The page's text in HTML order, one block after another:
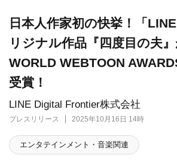
LINE Digital Frontier株式会社
プレスリリース 2025年10月16日 14時
日本人作家初の快挙！「
リジナル作品『四度目の夫
WORLD WEBTOON
受賞！
エンタテインメント・音楽関連